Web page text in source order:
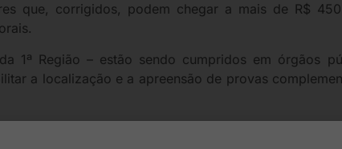
que, corrigidos, podem chegar a mais de R$
1ª Região – estão sendo cumpridos em órgãos
a localização e a apreensão de provas